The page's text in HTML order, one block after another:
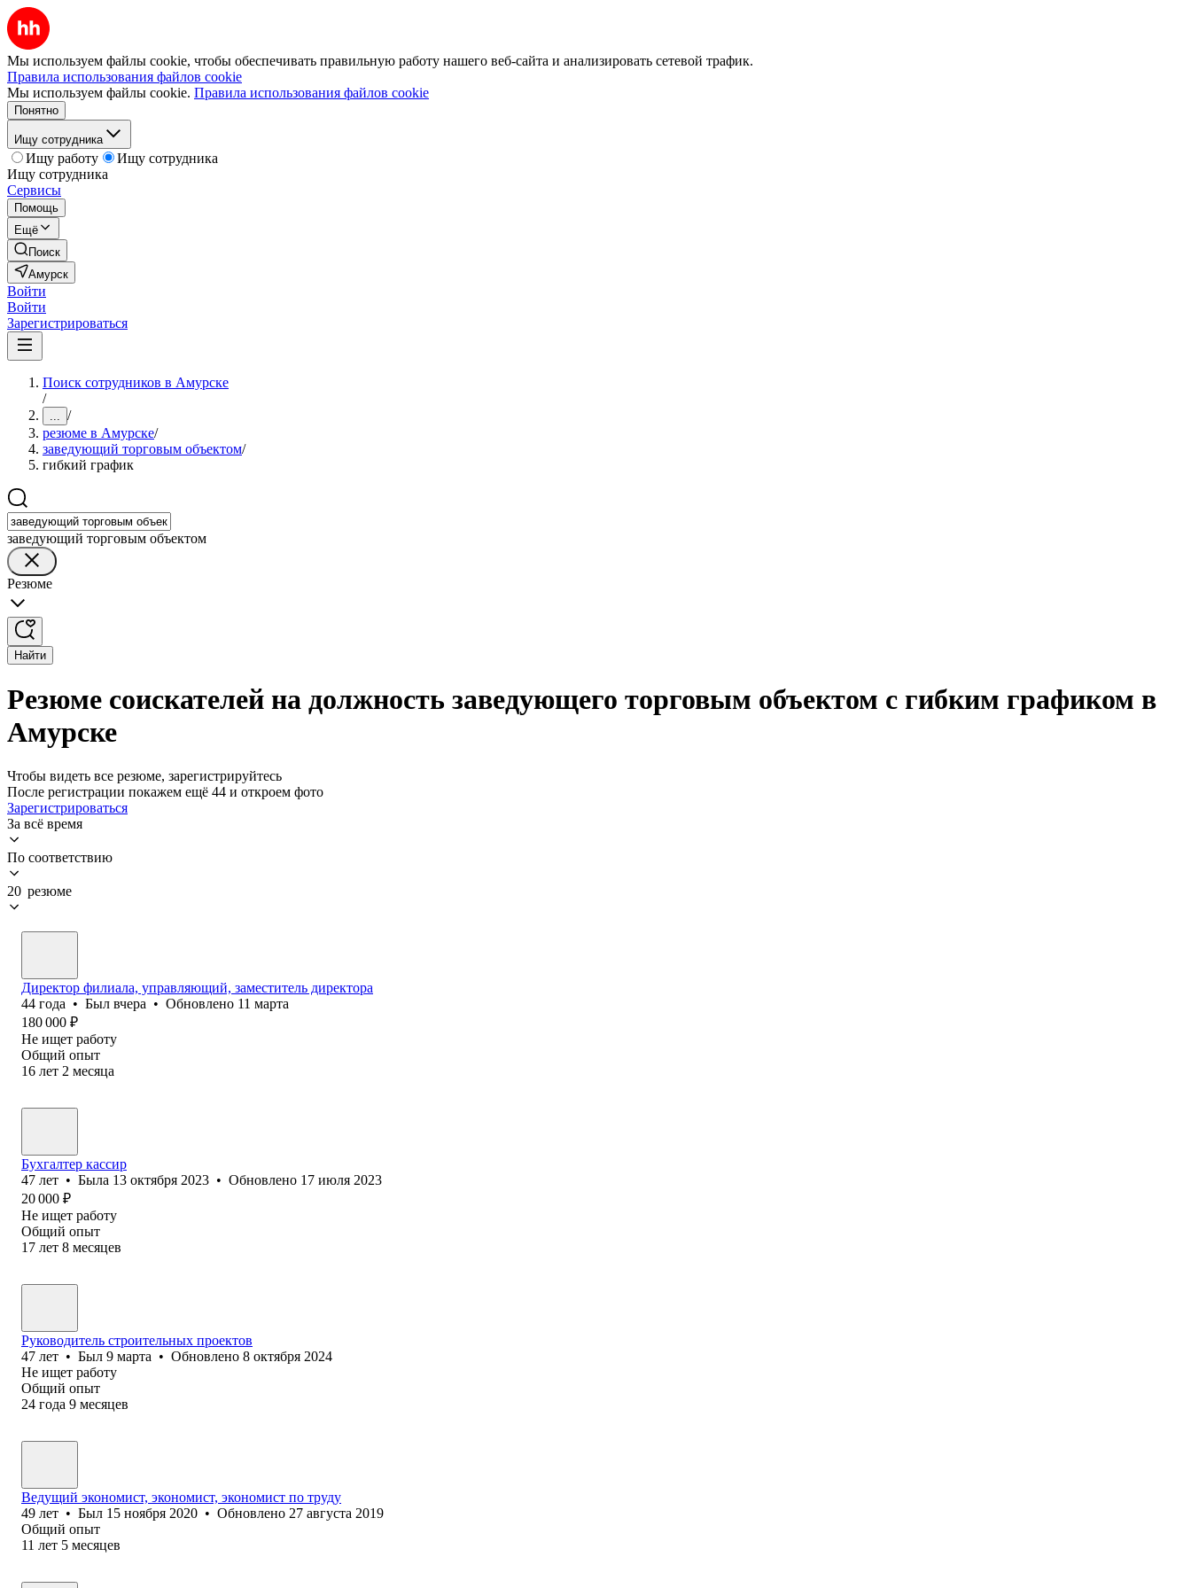
Мы используем файлы cookie, чтобы обеспечивать правильную работу нашего веб-сайта и анализировать сетевой трафик.
Правила использования файлов cookie
Мы используем файлы cookie. Правила использования файлов cookie
Понятно
Ищу сотрудника
Ищу работу
Ищу сотрудника
Ищу сотрудника
Сервисы
Помощь
Ещё
Поиск
Амурск
Войти
Войти
Зарегистрироваться
Поиск сотрудников в Амурске
/
... /
резюме в Амурске/
заведующий торговым объектом/
гибкий график
заведующий торговым объектом
Резюме
Найти
Резюме соискателей на должность заведующего торговым объектом с гибким графиком в
Амурске
Чтобы видеть все резюме, зарегистрируйтесь
После регистрации покажем ещё 44 и откроем фото
Зарегистрироваться
За всё время
По соответствию
20 резюме
Директор филиала, управляющий, заместитель директора
44 года • Был вчера • Обновлено 11 марта
180 000 ₽
Не ищет работу
Общий опыт
16 лет 2 месяца
Бухгалтер кассир
47 лет • Была 13 октября 2023 • Обновлено 17 июля 2023
20 000 ₽
Не ищет работу
Общий опыт
17 лет 8 месяцев
Руководитель строительных проектов
47 лет • Был 9 марта • Обновлено 8 октября 2024
Не ищет работу
Общий опыт
24 года 9 месяцев
Ведущий экономист, экономист, экономист по труду
49 лет • Был 15 ноября 2020 • Обновлено 27 августа 2019
Общий опыт
11 лет 5 месяцев